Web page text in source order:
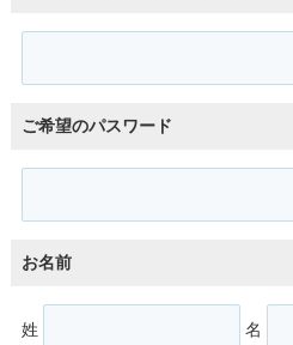
ご希望のパスワード
お名前
姓 名